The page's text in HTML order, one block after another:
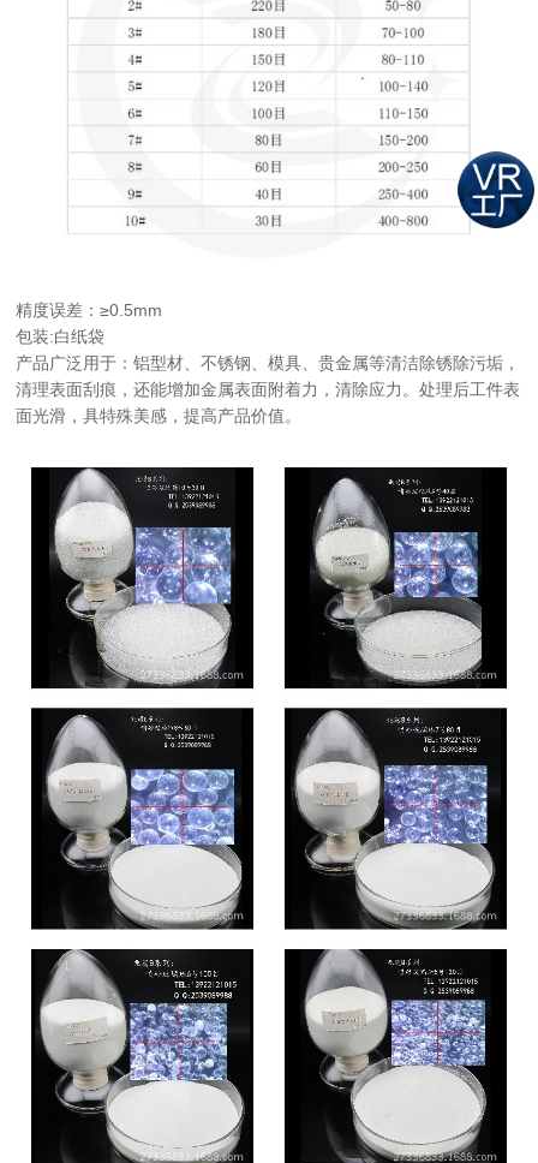
精度误差：≥0.5mm
包装:白纸袋
产品广泛用于：铝型材、不锈钢、模具、贵金属等清洁除锈除污垢，
清理表面刮痕，还能增加金属表面附着力，清除应力。处理后工件表
面光滑，具特殊美感，提高产品价值。